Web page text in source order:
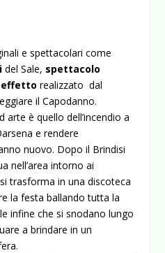
e spettacolari come
del Sale, spettacolo
effettorealizzato dal
il Capodanno.
arte è quello dell’incendio a
e rendere
nuovo. Dopo il Brindisi
nell’area intorno ai
trasforma in una discoteca
la festa ballando tutta la
infine che si snodano lungo
a brindare in un